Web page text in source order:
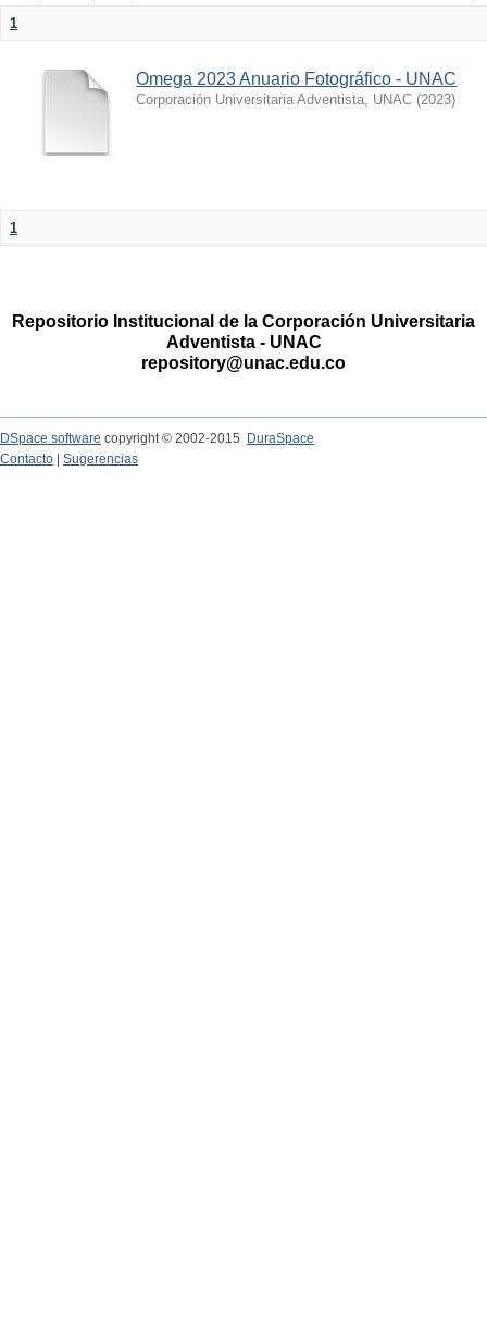
1
Omega 2023 Anuario Fotográfico - UNAC
Corporación Universitaria Adventista, UNAC (2023)
1
Repositorio Institucional de la Corporación Universitaria
Adventista - UNAC
repository@unac.edu.co
DSpace software copyright © 2002-2015
DuraSpace
Contacto
Sugerencias